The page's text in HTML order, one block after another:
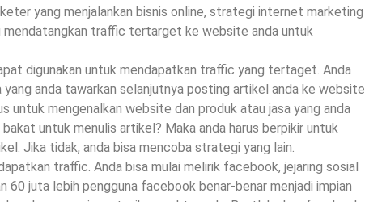
yang menjalankan bisnis online, strategi internet marketing
mendatangkan traffic tertarget ke website anda untuk
digunakan untuk mendapatkan traffic yang tertaget. Anda
anda tawarkan selanjutnya posting artikel anda ke website
untuk mengenalkan website dan produk atau jasa yang anda
untuk menulis artikel? Maka anda harus berpikir untuk
Jika tidak, anda bisa mencoba strategi yang lain.
traffic. Anda bisa mulai melirik facebook, jejaring sosial
60 juta lebih pengguna facebook benar-benar menjadi impian